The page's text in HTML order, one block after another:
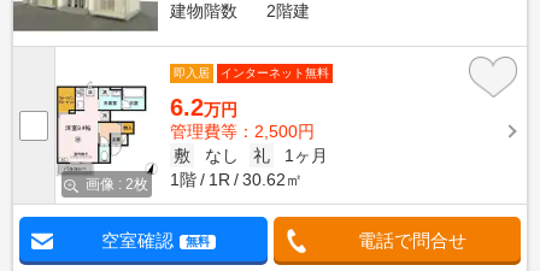
建物階数
2階建
画像 : 2枚
即入居 インターネット無料
6.2万円
管理費等：2,500円
敷
なし 礼
1ヶ月
1階
1R 30.62㎡
空室確認 無料 電話で問合せ